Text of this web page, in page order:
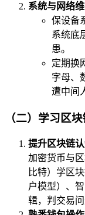
系统与网络
保设备
系统底
患。
定期换
字母、
遭中间
（二）学习区
提升区块链
加密货币与
比特）学区
户模型）、
辑，判交易